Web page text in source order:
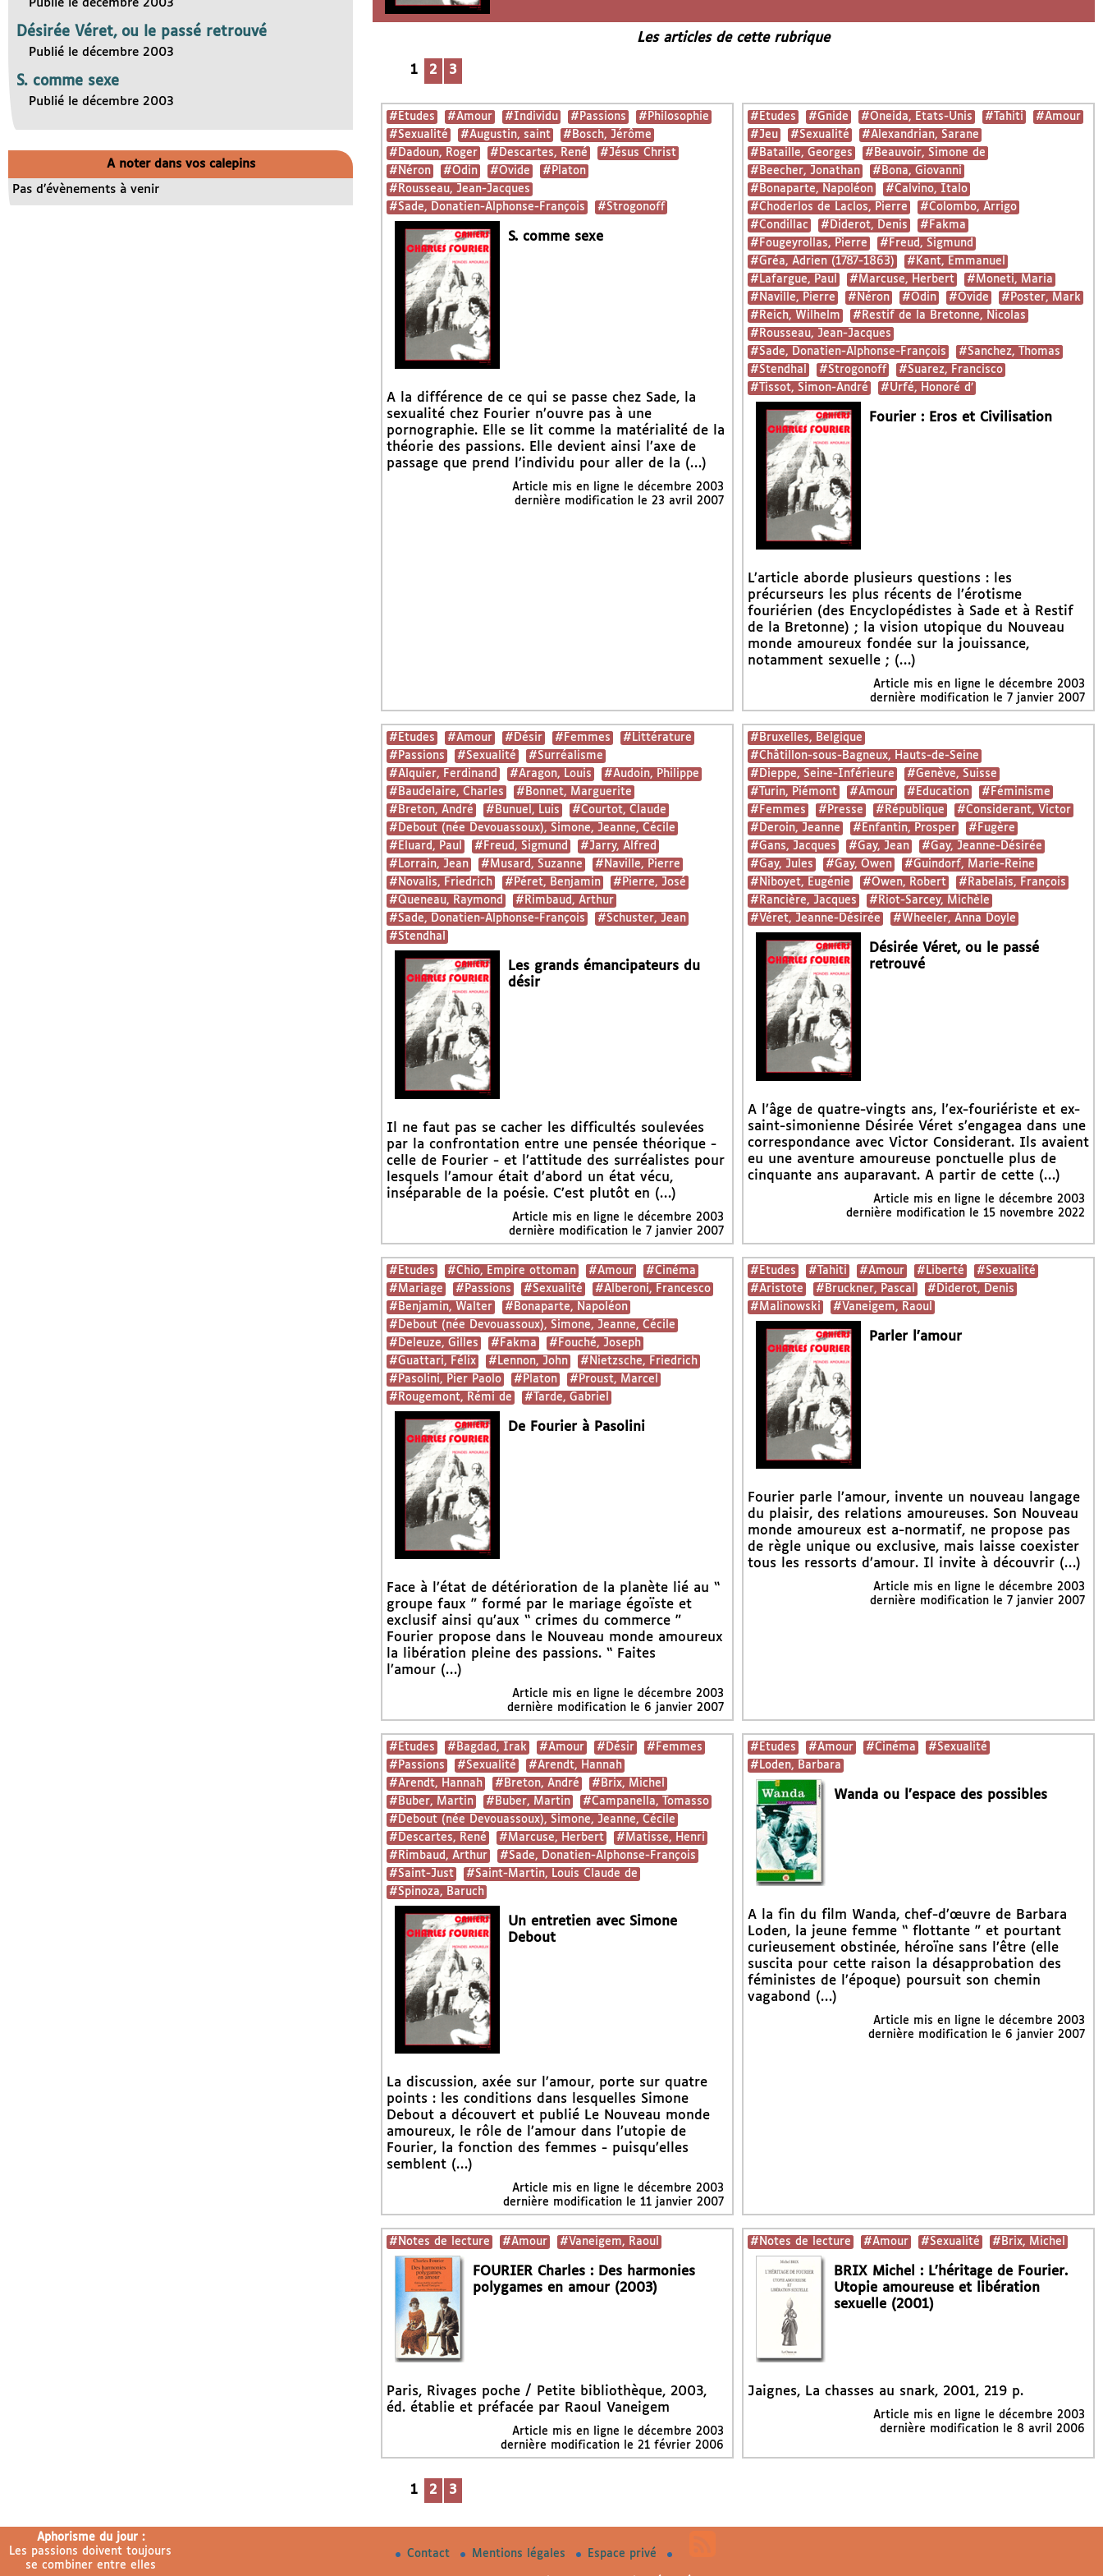
Les articles de cette rubrique
1 2 3
#Etudes #Amour #Individu #Passions
#Philosophie
#Sexualité
#Augustin, saint
#Bosch, Jérôme
#Dadoun, Roger
#Descartes, René
#Jésus Christ
#Néron
#Odin #Ovide
#Platon
#Rousseau, Jean-Jacques
#Sade, Donatien-Alphonse-François
#Strogonoff
S. comme sexe
A la différence de ce qui se passe chez Sade, la
sexualité chez Fourier n’ouvre pas à une
pornographie. Elle se lit comme la matérialité de la
théorie des passions. Elle devient ainsi l’axe de
passage que prend l’individu pour aller de la (…)
Article mis en ligne le décembre 2003
dernière modification le 23 avril 2007
#Etudes #Gnide #Oneida, Etats-Unis #Tahiti
#Amour
#Jeu
#Sexualité
#Alexandrian, Sarane
#Bataille, Georges
#Beauvoir, Simone de
#Beecher, Jonathan
#Bona, Giovanni
#Bonaparte, Napoléon
#Calvino, Italo
#Choderlos de Laclos, Pierre
#Colombo, Arrigo
#Condillac
#Diderot, Denis
#Fakma
#Fougeyrollas, Pierre
#Freud, Sigmund
#Gréa, Adrien (1787-1863)
#Kant, Emmanuel
#Lafargue, Paul
#Marcuse, Herbert
#Moneti, Maria
#Naville, Pierre
#Néron #Odin #Ovide
#Poster, Mark
#Reich, Wilhelm
#Restif de la Bretonne, Nicolas
#Rousseau, Jean-Jacques
#Sade, Donatien-Alphonse-François
#Sanchez, Thomas
#Stendhal
#Strogonoff
#Suarez, Francisco
#Tissot, Simon-André
#Urfé, Honoré d’
Fourier : Eros et Civilisation
L’article aborde plusieurs questions : les
précurseurs les plus récents de l’érotisme
fouriérien (des Encyclopédistes à Sade et à Restif
de la Bretonne) ; la vision utopique du Nouveau
monde amoureux fondée sur la jouissance,
notamment sexuelle ; (…)
Article mis en ligne ledécembre 2003
dernière modification le 7 janvier 2007
#Etudes #Amour #Désir #Femmes
#Littérature
#Passions
#Sexualité
#Surréalisme
#Alquier, Ferdinand
#Aragon, Louis
#Audoin, Philippe
#Baudelaire, Charles
#Bonnet, Marguerite
#Breton, André
#Bunuel, Luis
#Courtot, Claude
#Debout (née Devouassoux), Simone, Jeanne, Cécile
#Eluard, Paul
#Freud, Sigmund
#Jarry, Alfred
#Lorrain, Jean
#Musard, Suzanne
#Naville, Pierre
#Novalis, Friedrich
#Péret, Benjamin
#Pierre, José
#Queneau, Raymond
#Rimbaud, Arthur
#Sade, Donatien-Alphonse-François
#Schuster, Jean
#Stendhal
Les grands émancipateurs du
désir
Il ne faut pas se cacher les difficultés soulevées
par la confrontation entre une pensée théorique -
celle de Fourier - et l’attitude des surréalistes pour
lesquels l’amour était d’abord un état vécu,
inséparable de la poésie. C’est plutôt en (…)
Article mis en ligne le décembre 2003
dernière modification le 7 janvier 2007
#Bruxelles, Belgique
#Châtillon-sous-Bagneux, Hauts-de-Seine
#Dieppe, Seine-Inférieure
#Genève, Suisse
#Turin, Piémont
#Amour #Education
#Féminisme
#Femmes
#Presse #République
#Considerant, Victor
#Deroin, Jeanne
#Enfantin, Prosper
#Fugère
#Gans, Jacques
#Gay, Jean
#Gay, Jeanne-Désirée
#Gay, Jules
#Gay, Owen
#Guindorf, Marie-Reine
#Niboyet, Eugénie
#Owen, Robert
#Rabelais, François
#Rancière, Jacques
#Riot-Sarcey, Michèle
#Véret, Jeanne-Désirée
#Wheeler, Anna Doyle
Désirée Véret, ou le passé
retrouvé
A l’âge de quatre-vingts ans, l’ex-fouriériste et ex-
saint-simonienne Désirée Véret s’engagea dans une
correspondance avec Victor Considerant. Ils avaient
eu une aventure amoureuse ponctuelle plus de
cinquante ans auparavant. A partir de cette (…)
Article mis en ligne ledécembre 2003
dernière modification le 15 novembre 2022
#Etudes #Chio, Empire ottoman #Amour
#Cinéma
#Mariage
#Passions #Sexualité
#Alberoni, Francesco
#Benjamin, Walter
#Bonaparte, Napoléon
#Debout (née Devouassoux), Simone, Jeanne, Cécile
#Deleuze, Gilles
#Fakma
#Fouché, Joseph
#Guattari, Félix
#Lennon, John
#Nietzsche, Friedrich
#Pasolini, Pier Paolo
#Platon
#Proust, Marcel
#Rougemont, Rémi de
#Tarde, Gabriel
De Fourier à Pasolini
Face à l’état de détérioration de la planète lié au “
groupe faux ” formé par le mariage égoïste et
exclusif ainsi qu’aux “ crimes du commerce ”
Fourier propose dans le Nouveau monde amoureux
la libération pleine des passions. “ Faites
l’amour (…)
Article mis en ligne le décembre 2003
dernière modification le 6 janvier 2007
#Etudes #Tahiti #Amour #Liberté
#Sexualité
#Aristote
#Bruckner, Pascal
#Diderot, Denis
#Malinowski
#Vaneigem, Raoul
Parler l’amour
Fourier parle l’amour, invente un nouveau langage
du plaisir, des relations amoureuses. Son Nouveau
monde amoureux est a-normatif, ne propose pas
de règle unique ou exclusive, mais laisse coexister
tous les ressorts d’amour. Il invite à découvrir (…)
Article mis en ligne ledécembre 2003
dernière modification le 7 janvier 2007
#Etudes #Bagdad, Irak #Amour #Désir
#Femmes
#Passions
#Sexualité
#Arendt, Hannah
#Arendt, Hannah
#Breton, André
#Brix, Michel
#Buber, Martin
#Buber, Martin
#Campanella, Tomasso
#Debout (née Devouassoux), Simone, Jeanne, Cécile
#Descartes, René
#Marcuse, Herbert
#Matisse, Henri
#Rimbaud, Arthur
#Sade, Donatien-Alphonse-François
#Saint-Just
#Saint-Martin, Louis Claude de
#Spinoza, Baruch
Un entretien avec Simone
Debout
La discussion, axée sur l’amour, porte sur quatre
points : les conditions dans lesquelles Simone
Debout a découvert et publié Le Nouveau monde
amoureux, le rôle de l’amour dans l’utopie de
Fourier, la fonction des femmes - puisqu’elles
semblent (…)
Article mis en ligne le décembre 2003
dernière modification le 11 janvier 2007
#Etudes #Amour #Cinéma
#Sexualité
#Loden, Barbara
Wanda ou l’espace des possibles
A la fin du film Wanda, chef-d’œuvre de Barbara
Loden, la jeune femme “ flottante ” et pourtant
curieusement obstinée, héroïne sans l’être (elle
suscita pour cette raison la désapprobation des
féministes de l’époque) poursuit son chemin
vagabond (…)
Article mis en ligne ledécembre 2003
dernière modification le 6 janvier 2007
#Notes de lecture #Amour #Vaneigem, Raoul
FOURIER Charles : Des harmonies
polygames en amour (2003)
Paris, Rivages poche / Petite bibliothèque, 2003,
éd. établie et préfacée par Raoul Vaneigem
Article mis en ligne le décembre 2003
dernière modification le 21 février 2006
#Notes de lecture #Amour #Sexualité #Brix, Michel
BRIX Michel : L’héritage de Fourier.
Utopie amoureuse et libération
sexuelle (2001)
Jaignes, La chasses au snark, 2001, 219 p.
Article mis en ligne ledécembre 2003
dernière modification le 8 avril 2006
1 2 3
Publié le décembre 2003
Désirée Véret, ou le passé retrouvé
Publié le décembre 2003
S. comme sexe
Publié le décembre 2003
A noter dans vos calepins
Pas d’évènements à venir
Aphorisme du jour :
Les passions doivent toujours
se combiner entre elles
Contact Mentions légales Espace privé